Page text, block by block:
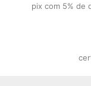
pix com 5% de